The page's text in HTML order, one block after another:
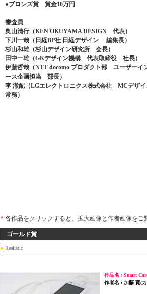
●ブロンズ賞 賞金10万円
審査員
奥山清行（KEN OKUYAMA DESIGN 代表）
下川一哉（日経BP社 日経デザイン 編集長）
杉山和雄（杉山デザイン研究所 会長）
田中一雄（GKデザイン機構 代表取締役 社長）
伊藤哲哉（NTT docomo プロダクト部 ユーザーイ
ース企画担当 部長）
李 澈配（LGエレクトロニクス株式会社 MCデザ
常務）
＊ 各作品をクリックすると、拡大画像と作者画像をご
ゴールド賞
■ Realistic
作品名 : Smart
作者名 : 加藤 寛(